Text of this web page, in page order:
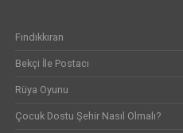
Fındıkkıran
Bekçi İle Postacı
Rüya Oyunu
Çocuk Dostu Şehir Nasıl Olmalı?